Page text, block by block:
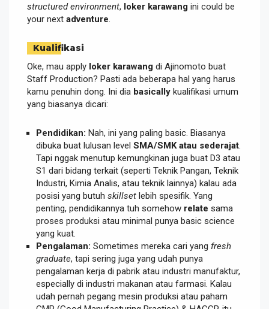
structured environment, loker karawang ini could be
your next adventure
Kualifikasi
Oke, mau apply loker karawang di Ajinomoto buat
Staff Production? Pasti ada beberapa hal yang harus
kamu penuhin dong. Ini dia basically kualifikasi umum
yang biasanya dicari:
Pendidikan: Nah, ini yang paling basic. Biasanya
dibuka buat lulusan level SMA/SMK atau sederajat
Tapi nggak menutup kemungkinan juga buat D3 atau
S1 dari bidang terkait (seperti Teknik Pangan, Teknik
Industri, Kimia Analis, atau teknik lainnya) kalau ada
posisi yang butuh skillset lebih spesifik. Yang
penting, pendidikannya tuh somehow relate sama
proses produksi atau minimal punya basic science
yang kuat.
Pengalaman: Sometimes mereka cari yang fresh
graduate, tapi sering juga yang udah punya
pengalaman kerja di pabrik atau industri manufaktur,
especially di industri makanan atau farmasi. Kalau
udah pernah pegang mesin produksi atau paham